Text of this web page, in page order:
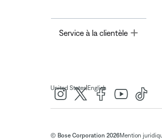
Service à la clientèle Toggle
United States| English
© Bose Corporation 2026Mention